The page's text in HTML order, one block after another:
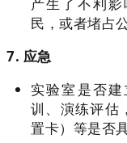
民，或者堵占
7. 应急
实验室是否
训、演练评估
置卡）等是否